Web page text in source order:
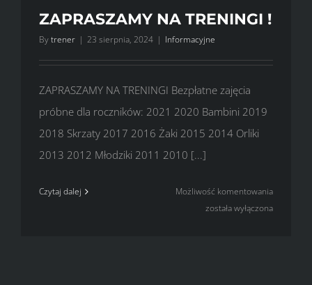
ZAPRASZAMY NA TRENINGI !
Bytrener | 23 sierpnia, 2024 | Informacyjne
ZAPRASZAMY NA TRENINGI Bezpłatne zajęcia
próbne dla roczników: 2021 2020 Bambini 2019
2018 Skrzaty 2017 2016 Żaki 2015 2014 Orliki
2013 2012 Młodziki 2011 2010 [...]
Czytaj dalej Możliwość komentowania
NA
została wyłączona